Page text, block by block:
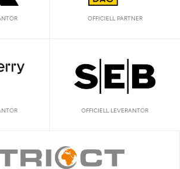
OFFICIELL PARTNER
OFFICIELL LEVERANTÖR